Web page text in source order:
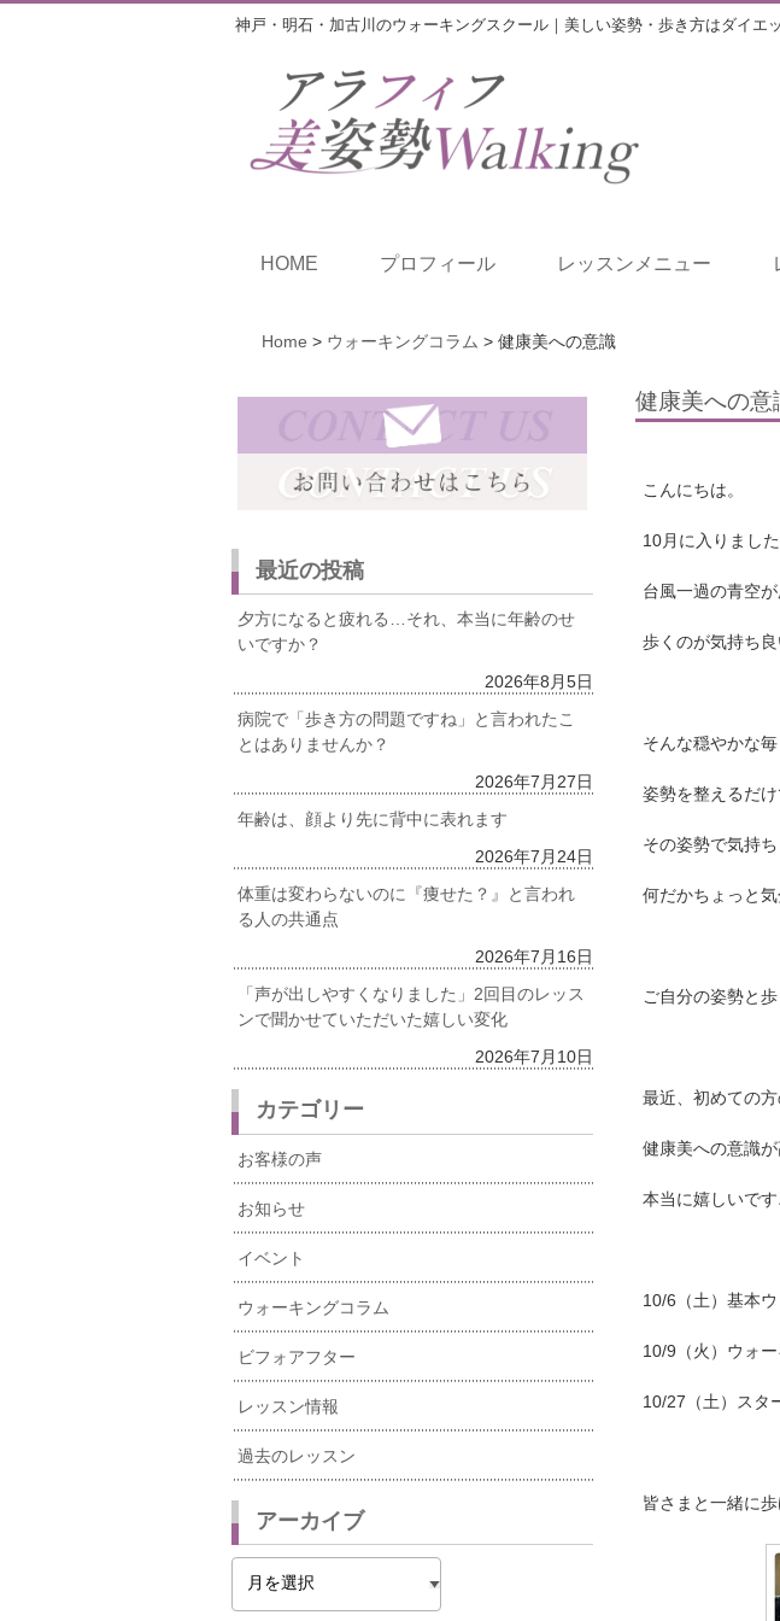
神戸・明石・加古川のウォーキングスクール｜美しい姿勢・歩き方はダイ
HOME プロフィール レッスンメニュー
Home > ウォーキングコラム > 健康美への意識
健康美への意
こんにちは。
10月に入りました
台風一過の青空
歩くのが気持ち良
そんな穏やかな毎
姿勢を整えるだけ
その姿勢で気持
何だかちょっと
ご自分の姿勢と
最近、初めての
健康美への意識
本当に嬉しいです
10/6（土）基本
10/9（火）ウォー
10/27（土）スタ
皆さまと一緒に
最近の投稿
夕方になると疲れる…それ、本当に年齢のせ
いですか？
2026年8月5日
病院で「歩き方の問題ですね」と言われたこ
とはありませんか？
2026年7月27日
年齢は、顔より先に背中に表れます
2026年7月24日
体重は変わらないのに『痩せた？』と言われ
る人の共通点
2026年7月16日
「声が出しやすくなりました」2回目のレッス
ンで聞かせていただいた嬉しい変化
2026年7月10日
カテゴリー
お客様の声
お知らせ
イベント
ウォーキングコラム
ビフォアフター
レッスン情報
過去のレッスン
アーカイブ